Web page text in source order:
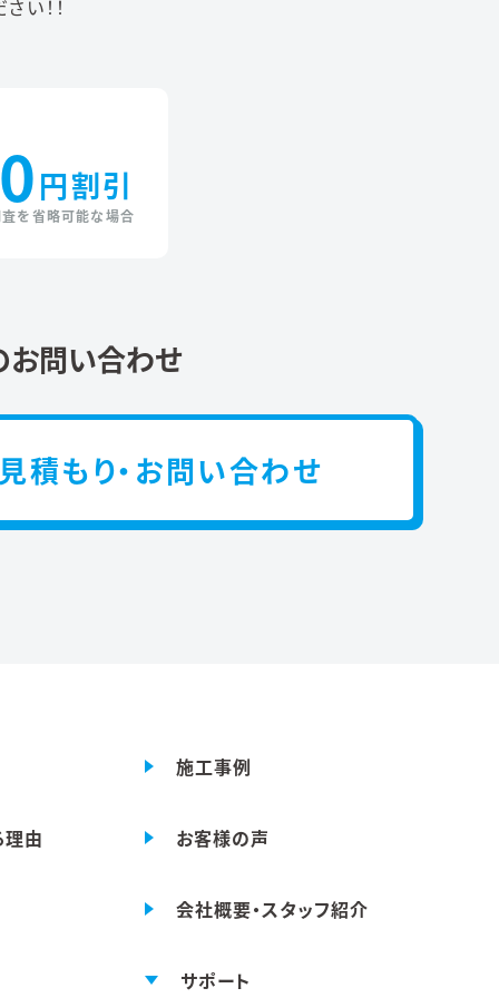
い！！
円割引
を省略可能な場合
お問い合わせ
積もり・お問い合わせ
由
施工事例
お客様の声
会社概要・スタッフ紹介
サポート